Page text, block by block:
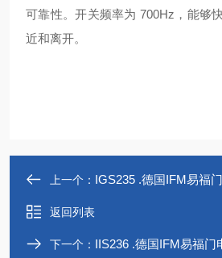
可靠性。开关频率为 700Hz，能够
近和离开。
上一个： IGS235 .德国IFM易福门
返回列表
下一个： IIS236 .德国IFM易福门